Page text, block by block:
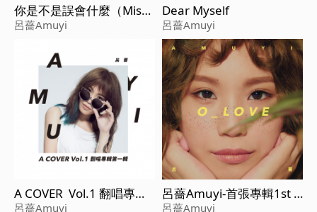
你是不是誤會什麼（Miss
understanding）
呂薔Amuyi
Dear Myself
呂薔Amuyi
A COVER Vol.1 翻唱專輯
第一輯
呂薔Amuyi
呂薔Amuyi-首張專輯1st a
lbum O_LOVE
呂薔Amuyi